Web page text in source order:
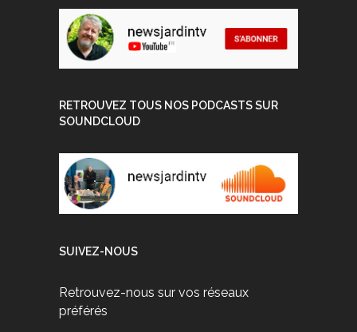
RETROUVEZ TOUS NOS PODCASTS SUR
SOUNDCLOUD
SUIVEZ-NOUS
Retrouvez-nous sur vos réseaux
préférés